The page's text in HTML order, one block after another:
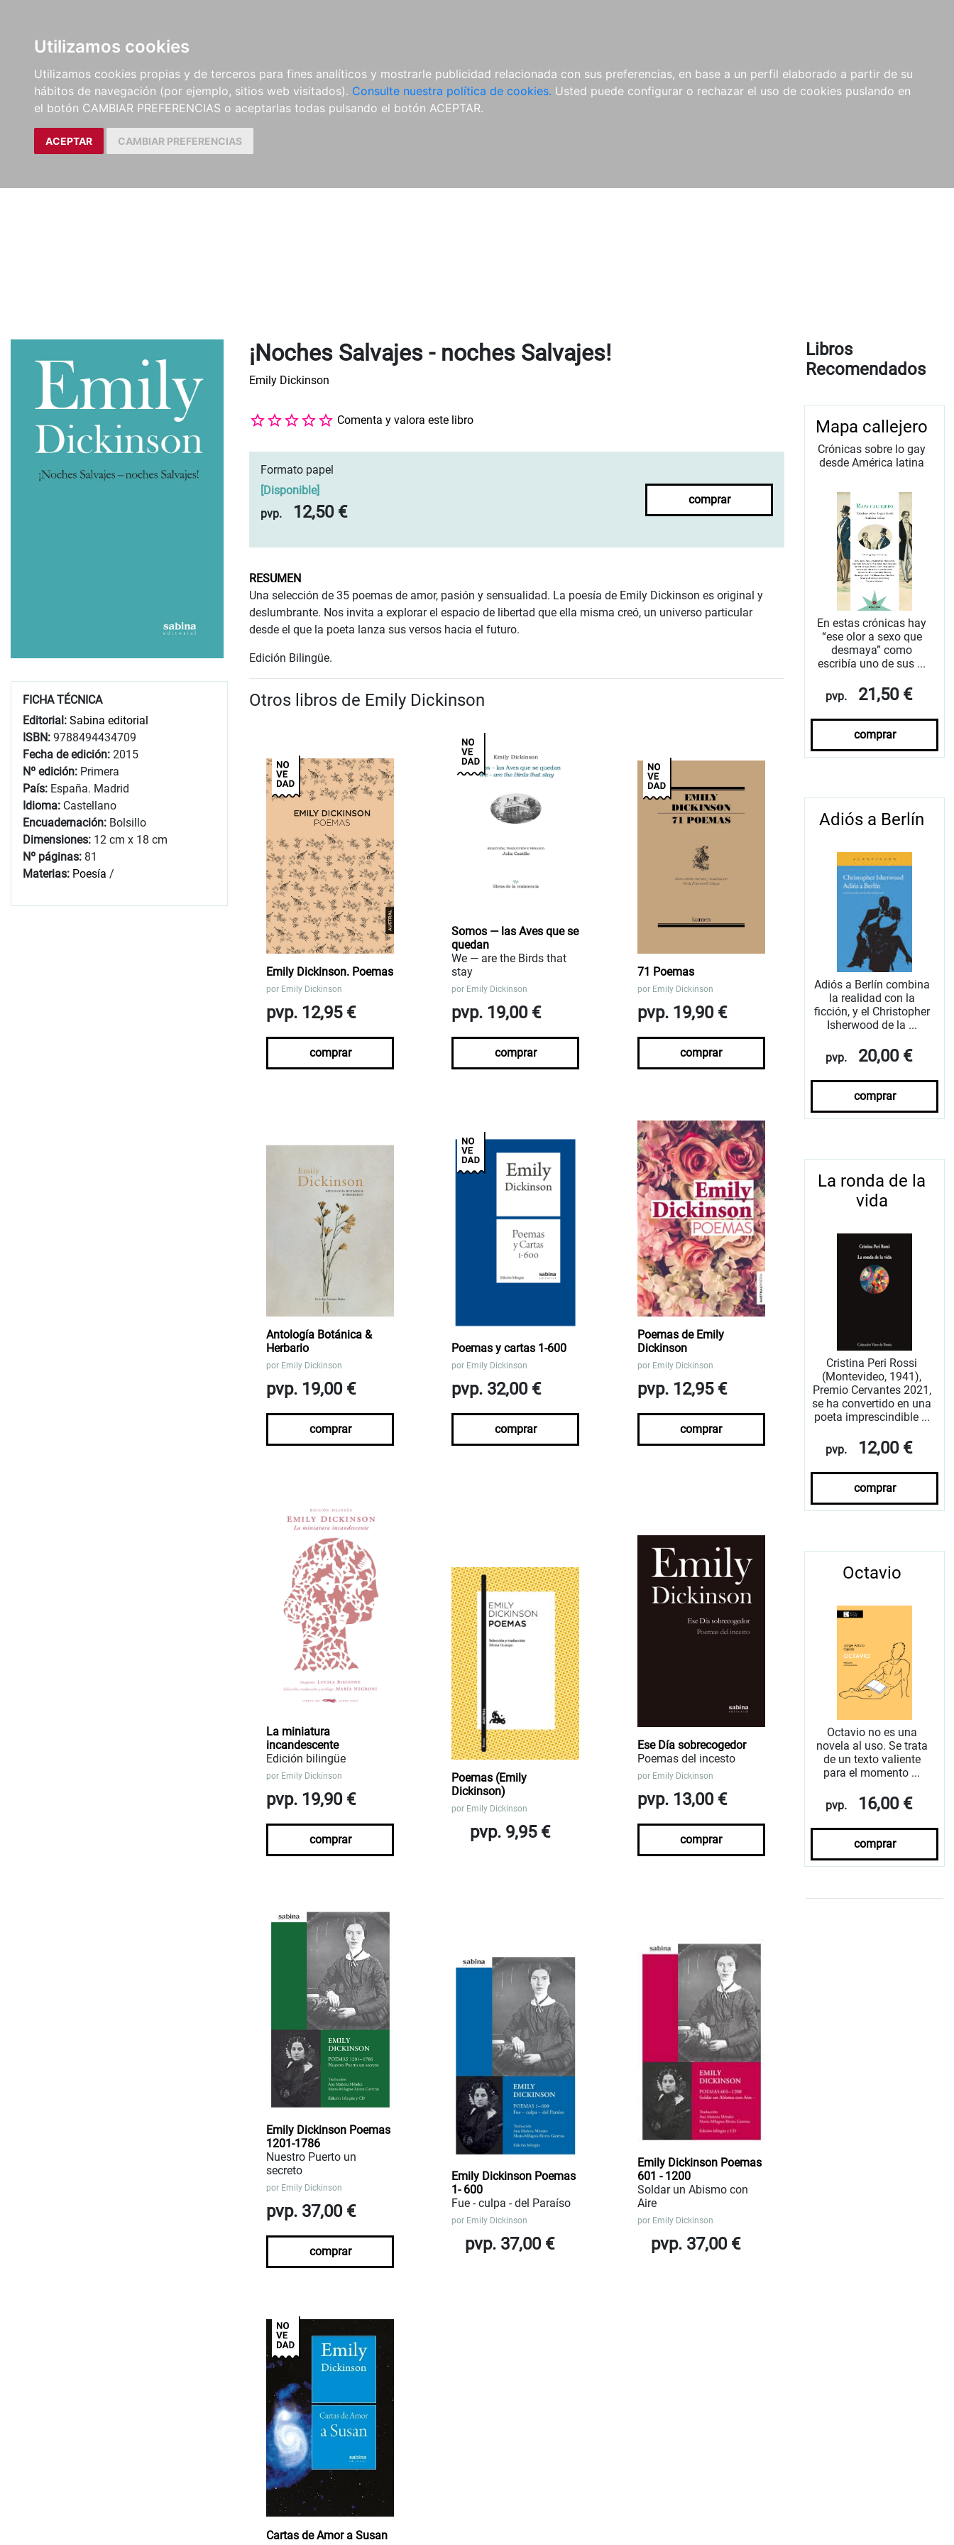
Utilizamos cookies
Utilizamos cookies propias y de terceros para fines analíticos y mostrarle publicidad relacionada con sus preferencias, en base a un perfil elaborado a partir de su
hábitos de navegación (por ejemplo, sitios web visitados). Consulte nuestra política de cookies. Usted puede configurar o rechazar el uso de cookies puslando en
el botón CAMBIAR PREFERENCIAS o aceptarlas todas pulsando el botón ACEPTAR.
ACEPTAR CAMBIAR PREFERENCIAS
FICHA TÉCNICA
Editorial: Sabina editorial
ISBN: 9788494434709
Fecha de edición: 2015
Nº edición: Primera
País: España. Madrid
Idioma: Castellano
Encuadernación: Bolsillo
Dimensiones: 12 cm x 18 cm
Nº páginas: 81
Materias: Poesía /
¡Noches Salvajes - noches Salvajes!
Emily Dickinson
Comenta y valora este libro
Formato papel
Disponible]
pvp.
12,50 €
comprar
RESUMEN
Una selección de 35 poemas de amor, pasión y sensualidad. La poesía de Emily Dickinson es original y
deslumbrante. Nos invita a explorar el espacio de libertad que ella misma creó, un universo particular
desde el que la poeta lanza sus versos hacia el futuro.
Edición Bilingüe.
Otros libros de Emily Dickinson
Emily Dickinson. Poemas
por Emily Dickinson
pvp. 12,95 €
comprar
Somos — las Aves que se
quedan
We — are the Birds that
stay
por Emily Dickinson
pvp. 19,00 €
comprar
71 Poemas
por Emily Dickinson
pvp. 19,90 €
comprar
Antología Botánica &
Herbario
por Emily Dickinson
pvp. 19,00 €
comprar
Poemas y cartas 1-600
por Emily Dickinson
pvp. 32,00 €
comprar
Poemas de Emily
Dickinson
por Emily Dickinson
pvp. 12,95 €
comprar
La miniatura
incandescente
Edición bilingüe
por Emily Dickinson
pvp. 19,90 €
comprar
Poemas (Emily
Dickinson)
por Emily Dickinson
pvp. 9,95 €
Ese Día sobrecogedor
Poemas del incesto
por Emily Dickinson
pvp. 13,00 €
comprar
Emily Dickinson Poemas
1201-1786
Nuestro Puerto un
secreto
por Emily Dickinson
pvp. 37,00 €
comprar
Emily Dickinson Poemas
1- 600
Fue - culpa - del Paraíso
por Emily Dickinson
pvp. 37,00 €
Emily Dickinson Poemas
601 - 1200
Soldar un Abismo con
Aire
por Emily Dickinson
pvp. 37,00 €
Cartas de Amor a Susan
Libros
Recomendados
Mapa callejero
Crónicas sobre lo gay
desde América latina
En estas crónicas hay
“ese olor a sexo que
desmaya” como
escribía uno de sus ...
pvp. 21,50 €
comprar
Adiós a Berlín
Adiós a Berlín combina
la realidad con la
ficción, y el Christopher
Isherwood de la ...
pvp. 20,00 €
comprar
La ronda de la
vida
Cristina Peri Rossi
(Montevideo, 1941),
Premio Cervantes 2021,
se ha convertido en una
poeta imprescindible ...
pvp. 12,00 €
comprar
Octavio
Octavio no es una
novela al uso. Se trata
de un texto valiente
para el momento ...
pvp. 16,00 €
comprar